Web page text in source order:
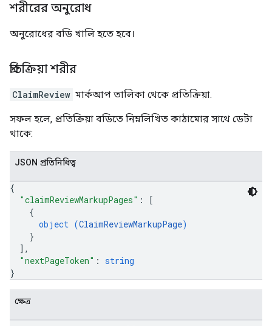
শরীরের অনুরোধ
অনুরোধের বডি খালি হতে হবে।
প্রতিক্রিয়া শরীর
ClaimReview মার্কআপ তালিকা থেকে প্রতিক্রিয়া.
সফল হলে, প্রতিক্রিয়া বডিতে নিম্নলিখিত কাঠামোর সাথে ডেটা
থাকে:
JSON প্রতিনিধিত্ব
{
"claimReviewMarkupPages" :
[
{
object (ClaimReviewMarkupPage)
}
] ,
"nextPageToken" : string
}
ক্ষেত্র